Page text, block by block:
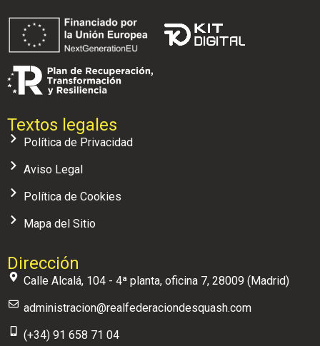
Textos legales
Política de Privacidad
Aviso Legal
Política de Cookies
Mapa del Sitio
Dirección
Calle Alcalá, 104 - 4ª planta, oficina 7, 28009 (Madrid)
administracion@realfederaciondesquash.com
(+34) 91 658 71 04